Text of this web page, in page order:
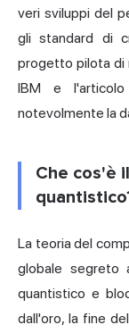
veri sviluppi del
gli standard di
progetto pilota di
IBM e
notevolmente la
Che cos'è
La teoria del
globale segreto
quantistico e
dall'oro, la fine